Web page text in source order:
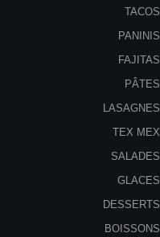
TACOS
PANINIS
FAJITAS
PÂTES
LASAGNES
TEX MEX
SALADES
GLACES
DESSERTS
BOISSONS